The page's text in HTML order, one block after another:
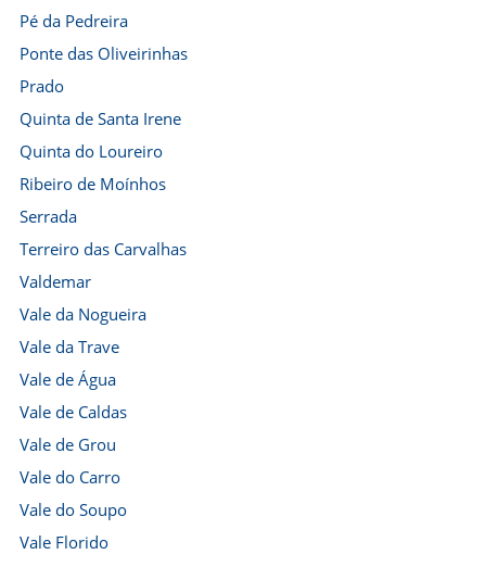
Pé da Pedreira
Ponte das Oliveirinhas
Prado
Quinta de Santa Irene
Quinta do Loureiro
Ribeiro de Moínhos
Serrada
Terreiro das Carvalhas
Valdemar
Vale da Nogueira
Vale da Trave
Vale de Água
Vale de Caldas
Vale de Grou
Vale do Carro
Vale do Soupo
Vale Florido